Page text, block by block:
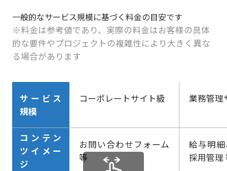
一般的なサービス規模に基づく料金の目安です
※料金は参考値であり、実際の料金はお客様の具体
的な要件やプロジェクトの複雑性により大きく異な
る場合があります
サービス
規模
コーポレートサイト級 業務管理
コンテン
ツイメー
ジ
お問い合わせフォーム
等
給与明
採用管理